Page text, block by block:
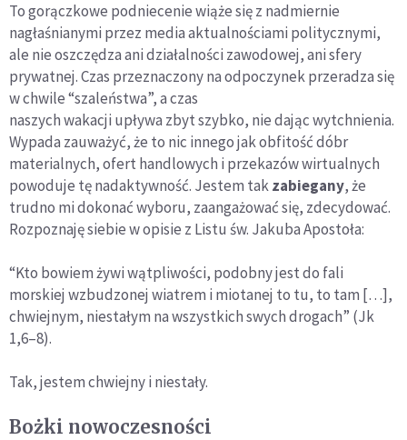
To gorączkowe podniecenie wiąże się z nadmiernie
nagłaśnianymi przez media aktualnościami politycznymi,
ale nie oszczędza ani działalności zawodowej, ani sfery
prywatnej. Czas przeznaczony na odpoczynek przeradza się
w chwile “szaleństwa”, a czas
naszych wakacji upływa zbyt szybko, nie dając wytchnienia.
Wypada zauważyć, że to nic innego jak obfitość dóbr
materialnych, ofert handlowych i przekazów wirtualnych
powoduje tę nadaktywność. Jestem takzabiegany, że
trudno mi dokonać wyboru, zaangażować się, zdecydować.
Rozpoznaję siebie w opisie z Listu św. Jakuba Apostoła:
“Kto bowiem żywi wątpliwości, podobny jest do fali
morskiej wzbudzonej wiatrem i miotanej to tu, to tam […],
chwiejnym, niestałym na wszystkich swych drogach” (Jk
1,6–8).
Tak, jestem chwiejny i niestały.
Bożki nowoczesności